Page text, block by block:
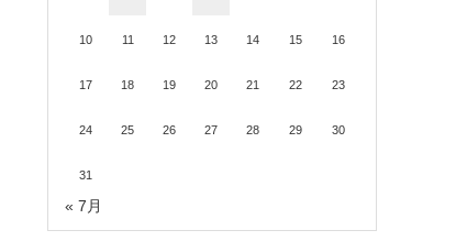
10 11 12 13 14 15 16
17 18 19 20 21 22 23
24 25 26 27 28 29 30
31
« 7月